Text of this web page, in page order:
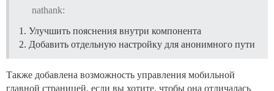
nathank:
Улучшить пояснения внутри компонента
Добавить отдельную настройку для анонимного пути
Также добавлена возможность управления мобильной
главной страницей, если вы хотите, чтобы она отличалась